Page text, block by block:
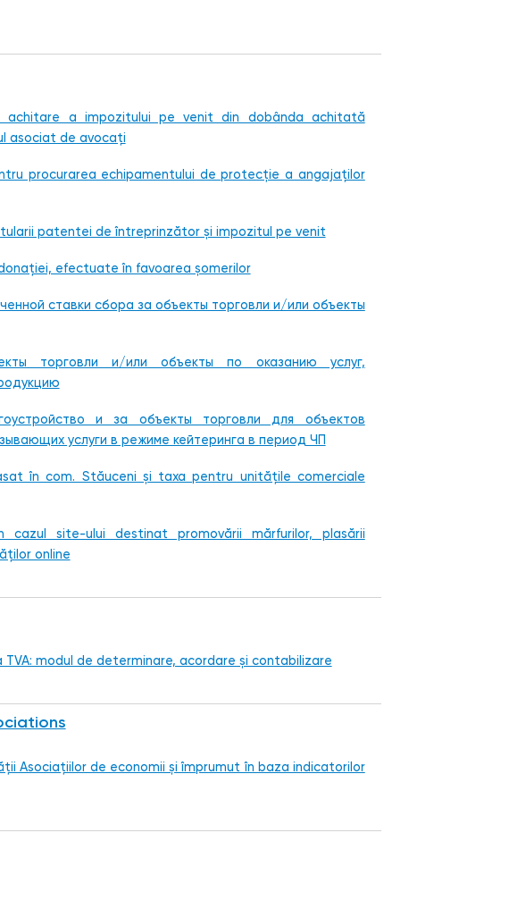
achitare a impozitului pe venit din dobânda achitată
asociat de avocați
procurarea echipamentului de protecție a angajaților
patentei de întreprinzător și impozitul pe venit
efectuate în favoarea șomerilor
ставки сбора за объекты торговли и/или объекты
торговли и/или объекты по оказанию услуг,
и за объекты торговли для объектов
услуги в режиме кейтеринга в период ЧП
în com. Stăuceni și taxa pentru unitățile comerciale
site-ului destinat promovării mărfurilor, plasării
online
TVA: modul de determinare, acordare și contabilizare
Asociațiilor de economii și împrumut în baza indicatorilor